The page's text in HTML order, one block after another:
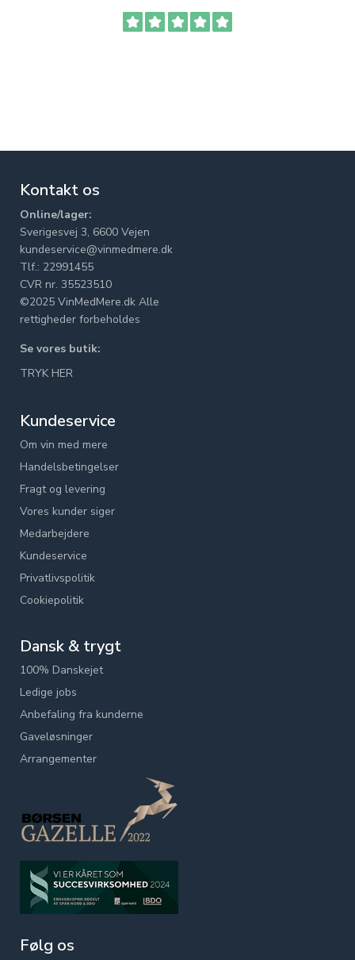
Kontakt os
Online/lager:
Sverigesvej 3, 6600 Vejen
kundeservice@vinmedmere.dk
Tlf.: 22991455
CVR nr. 35523510
©2025 VinMedMere.dk Alle
rettigheder forbeholdes
Se vores butik:
TRYK HER
Kundeservice
Om vin med mere
Handelsbetingelser
Fragt og levering
Vores kunder siger
Medarbejdere
Kundeservice
Privatlivspolitik
Cookiepolitik
Dansk & trygt
100% Danskejet
Ledige jobs
Anbefaling fra kunderne
Gaveløsninger
Arrangementer
Følg os